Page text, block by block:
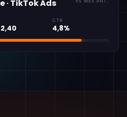
· TikTok Ads
2,40
CTR
4,8%